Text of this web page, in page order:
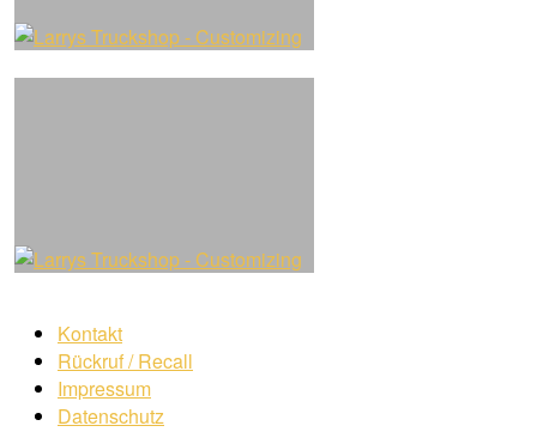
Kontakt
Rückruf / Recall
Impressum
Datenschutz